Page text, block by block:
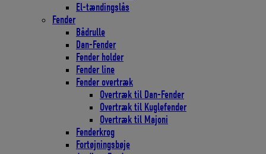
El-tændingslås
Fender
Bådrulle
Dan-Fender
Fender holder
Fender line
Fender overtræk
Overtræk til Dan-Fender
Overtræk til Kuglefender
Overtræk til Majoni
Fenderkrog
Fortøjningsbøje